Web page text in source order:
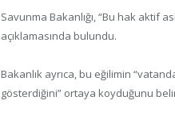
Savunma Bakanlığı, “Bu hak aktif
açıklamasında bulundu.
Bakanlık ayrıca, bu eğilimin
gösterdiğini” ortaya koyduğunu